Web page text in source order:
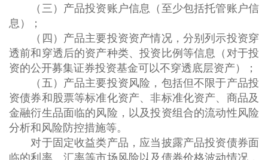
（三）产品投资账户信息（至少包括托管账户信
息）；
（四）产品主要投资资产情况，分别列示投资穿
透前和穿透后的资产种类、投资比例等信息（对于投
资的公开募集证券投资基金可以不穿透底层资产）；
（五）产品主要投资风险，包括但不限于产品投
资债券和股票等标准化资产、非标准化资产、商品及
金融衍生品面临的风险，以及投资组合的流动性风险
分析和风险防控措施等。
对于固定收益类产品，应当披露产品投资债券面
临的利率、汇率等市场风险以及债券价格波动情况，